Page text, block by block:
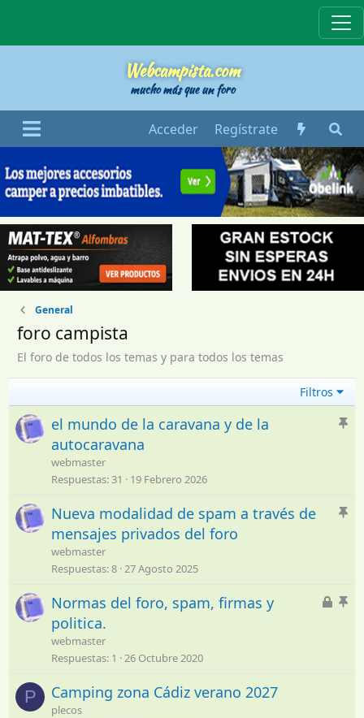
Webcampista.com
mucho más que un foro
Acceder Regístrate
General
foro campista
El foro de todos los temas y para todos los temas
Filtros
A
d
el mundo de la caravana y de la
autocaravana
webmaster
Respuestas 31 19 Febrero 2026
A
d
Nueva modalidad de spam a través de
mensajes privados del foro
webmaster
Respuestas 8 27 Agosto 2025
C A
Normas del foro, spam, firmas y
politica.
webmaster
Respuestas 1 26 Octubre 2020
P Camping zona Cádiz verano 2027
plecos